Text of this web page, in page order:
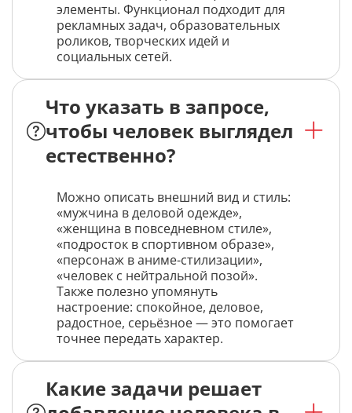
элементы. Функционал подходит для
рекламных задач, образовательных
роликов, творческих идей и
социальных сетей.
Что указать в запросе,
чтобы человек выглядел
естественно?
Можно описать внешний вид и стиль:
«мужчина в деловой одежде»,
«женщина в повседневном стиле»,
«подросток в спортивном образе»,
«персонаж в аниме-стилизации»,
«человек с нейтральной позой».
Также полезно упомянуть
настроение: спокойное, деловое,
радостное, серьёзное — это помогает
точнее передать характер.
Какие задачи решает